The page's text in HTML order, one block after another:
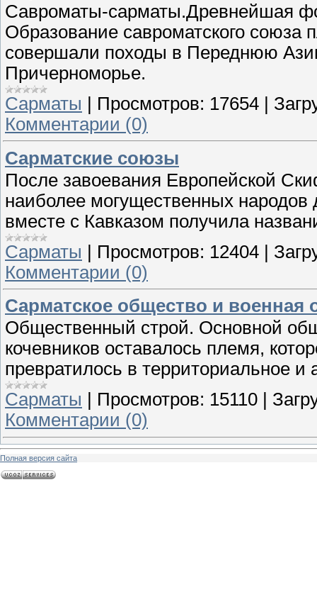
Савроматы-сарматы.Древнейшая
Образование савроматского союза
совершали походы в Переднюю
Причерноморье.
Сарматы
Просмотров: 17654
Комментарии (0)
Сарматские союзы
После завоевания Европейской
наиболее могущественных
вместе с Кавказом получила
Сарматы | Просмотров: 12404 |
Комментарии (0)
Сарматское общество и военная
Общественный строй. Основной
кочевников оставалось племя,
превратилось в территориальное
Сарматы
Просмотров: 15110
Комментарии (0)
Полная версия сайта